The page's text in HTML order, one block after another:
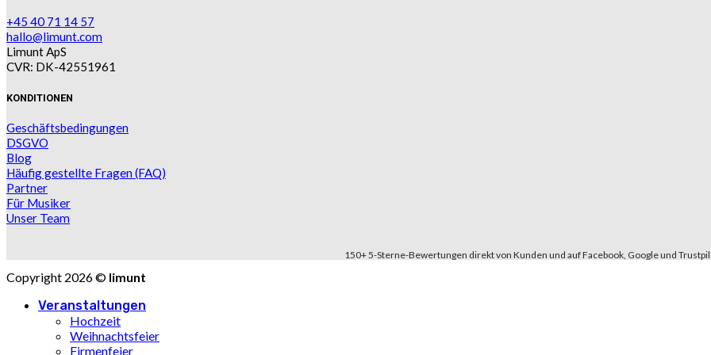
+45 40 71 14 57
hallo@limunt.com
Limunt ApS
CVR: DK-42551961
KONDITIONEN
Geschäftsbedingungen
DSGVO
Blog
Häufig gestellte Fragen (FAQ)
Partner
Für Musiker
Unser Team
150+ 5-Sterne-Bewertungen direkt von Kunden und auf Facebook, Google und
Copyright 2026 © limunt
Veranstaltungen
Hochzeit
Weihnachtsfeier
Firmenfeier